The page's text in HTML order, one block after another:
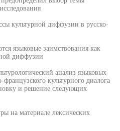
культурной диффузии в русско-
языковые заимствования как
диффузии
анализ языковых
культурного диалога
и решение следующих
на материале лексических